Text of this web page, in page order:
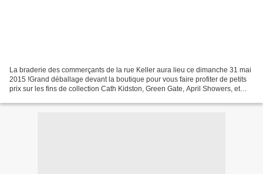
La braderie des commerçants de la rue Keller aura lieu ce dimanche 31 mai
2015 !Grand déballage devant la boutique pour vous faire profiter de petits
prix sur les fins de collection Cath Kidston, Green Gate, April Showers, et